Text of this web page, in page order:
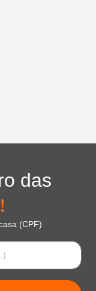
das
(CPF)